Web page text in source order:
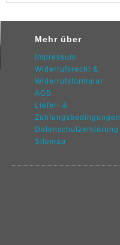
Mehr über
Impressum
Widerrufsrecht &
Widerrufsformular
AGB
Liefer- &
Zahlungsbedingungen
Datenschutzerklärung
Sitemap